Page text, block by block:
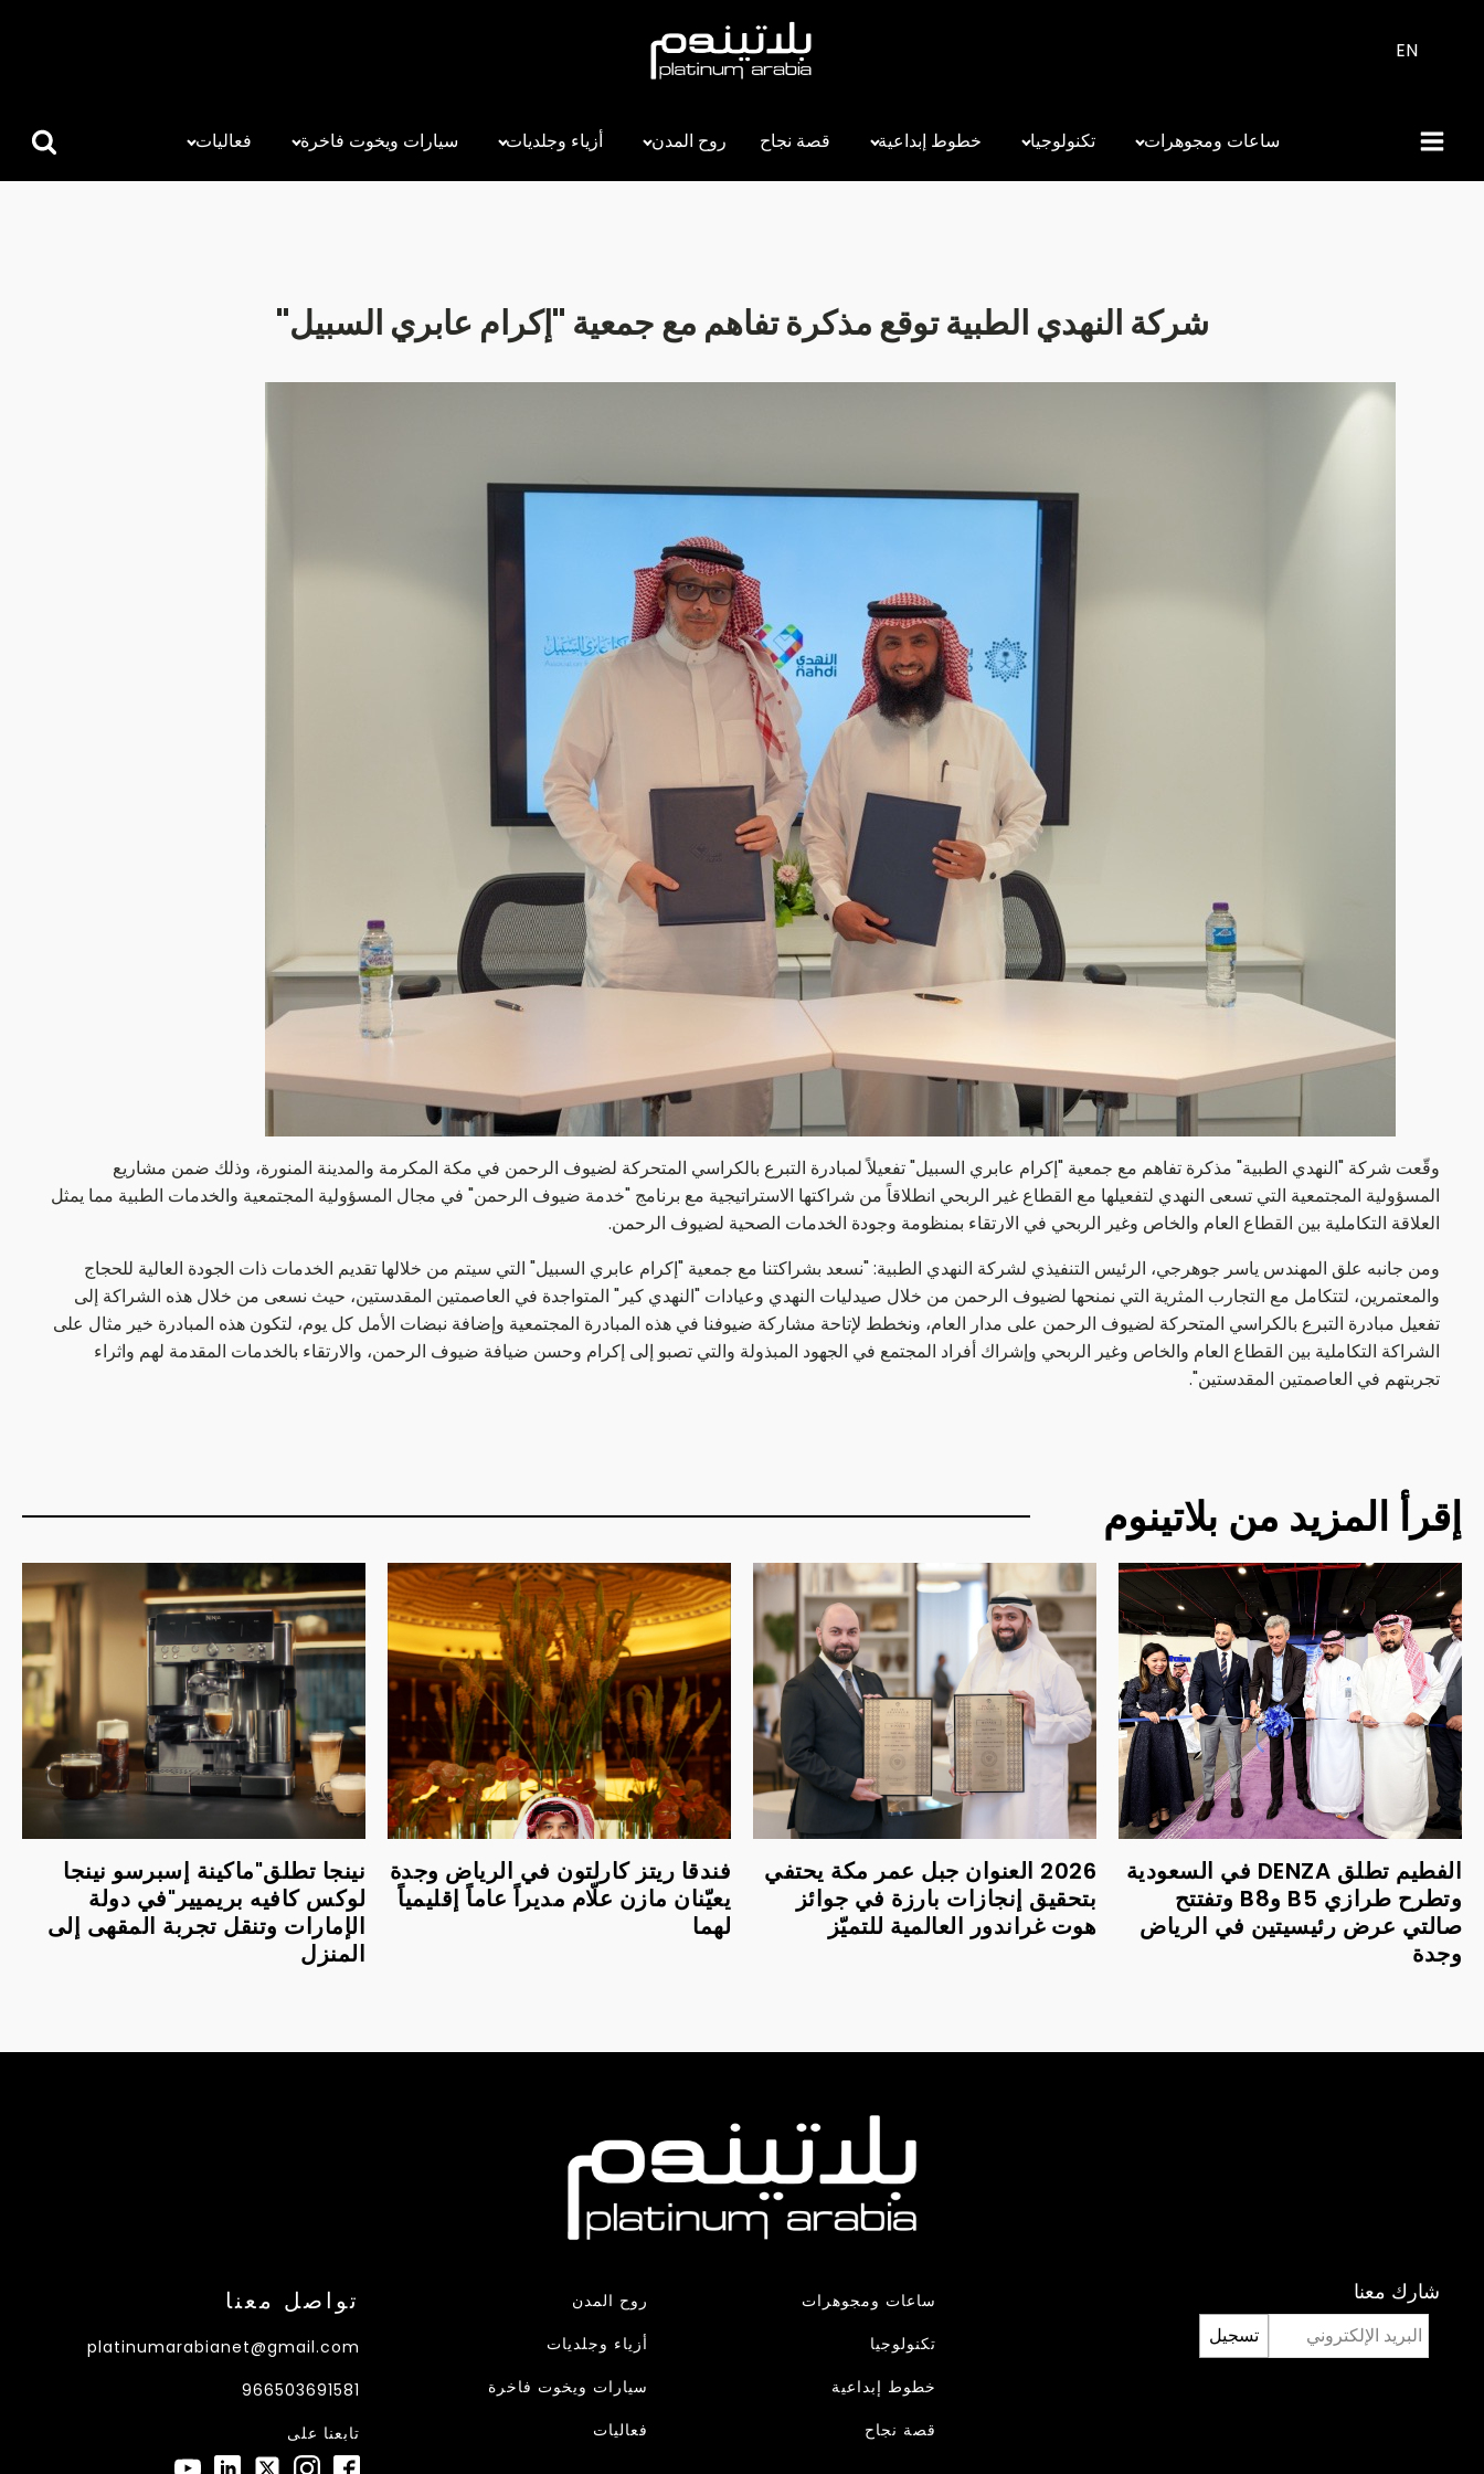
EN
ساعات ومجوهرات تكنولوجيا خطوط إبداعية قصة نجاح روح المدن أزياء وجلديات سيارات ويخوت فاخرة فعاليات
البحث
عن:
شركة النهدي الطبية توقع مذكرة تفاهم مع جمعية "إكرام عابري السبيل"
وقّعت شركة "النهدي الطبية" مذكرة تفاهم مع جمعية "إكرام عابري السبيل" تفعيلاً لمبادرة التبرع بالكراسي المتحركة لضيوف الرحمن في مكة المكرمة والمدينة المنورة، وذلك ضمن مشاريع
المسؤولية المجتمعية التي تسعى النهدي لتفعيلها مع القطاع غير الربحي انطلاقاً من شراكتها الاستراتيجية مع برنامج "خدمة ضيوف الرحمن" في مجال المسؤولية المجتمعية والخدمات الطبية مما يمثل
العلاقة التكاملية بين القطاع العام والخاص وغير الربحي في الارتقاء بمنظومة وجودة الخدمات الصحية لضيوف الرحمن.
ومن جانبه علق المهندس ياسر جوهرجي، الرئيس التنفيذي لشركة النهدي الطبية: "نسعد بشراكتنا مع جمعية "إكرام عابري السبيل" التي سيتم من خلالها تقديم الخدمات ذات الجودة العالية للحجاج
والمعتمرين، لتتكامل مع التجارب المثرية التي نمنحها لضيوف الرحمن من خلال صيدليات النهدي وعيادات "النهدي كير" المتواجدة في العاصمتين المقدستين، حيث نسعى من خلال هذه الشراكة إلى
تفعيل مبادرة التبرع بالكراسي المتحركة لضيوف الرحمن على مدار العام، ونخطط لإتاحة مشاركة ضيوفنا في هذه المبادرة المجتمعية وإضافة نبضات الأمل كل يوم، لتكون هذه المبادرة خير مثال على
الشراكة التكاملية بين القطاع العام والخاص وغير الربحي وإشراك أفراد المجتمع في الجهود المبذولة والتي تصبو إلى إكرام وحسن ضيافة ضيوف الرحمن، والارتقاء بالخدمات المقدمة لهم واثراء
تجربتهم في العاصمتين المقدستين".
إقرأ المزيد من بلاتينوم
الفطيم تطلق DENZA في السعودية
وتطرح طرازي B5 وB8 وتفتتح
صالتي عرض رئيسيتين في الرياض
وجدة
2026 العنوان جبل عمر مكة يحتفي
بتحقيق إنجازات بارزة في جوائز
هوت غراندور العالمية للتميّز
فندقا ريتز كارلتون في الرياض وجدة
يعيّنان مازن علّام مديراً عاماً إقليمياً
لهما
نينجا تطلق"ماكينة إسبرسو نينجا
لوكس كافيه بريميير"في دولة
الإمارات وتنقل تجربة المقهى إلى
المنزل
شارك معنا
تسجيل
ساعات ومجوهرات
تكنولوجيا
خطوط إبداعية
قصة نجاح
روح المدن
أزياء وجلديات
سيارات ويخوت فاخرة
فعاليات
تواصل معنا
platinumarabianet@gmail.com
966503691581
تابعنا على